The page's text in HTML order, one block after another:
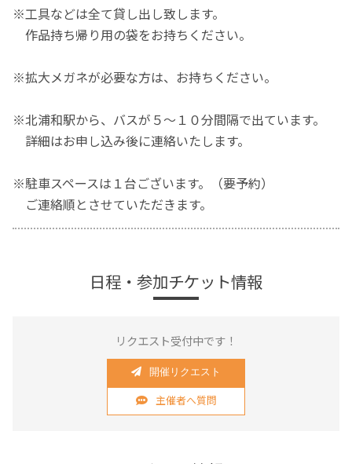
※工具などは全て貸し出し致します。
作品持ち帰り用の袋をお持ちください。
※拡大メガネが必要な方は、お持ちください。
※北浦和駅から、バスが５～１０分間隔で出ています。
詳細はお申し込み後に連絡いたします。
※駐車スペースは１台ございます。（要予約）
ご連絡順とさせていただきます。
日程・参加チケット情報
リクエスト受付中です！
開催リクエスト
主催者へ質問